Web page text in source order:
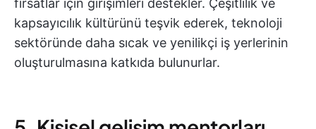
fırsatlar için girişimleri destekler. Çeşitlilik ve
kapsayıcılık kültürünü teşvik ederek, teknoloji
sektöründe daha sıcak ve yenilikçi iş yerlerinin
oluşturulmasına katkıda bulunurlar.